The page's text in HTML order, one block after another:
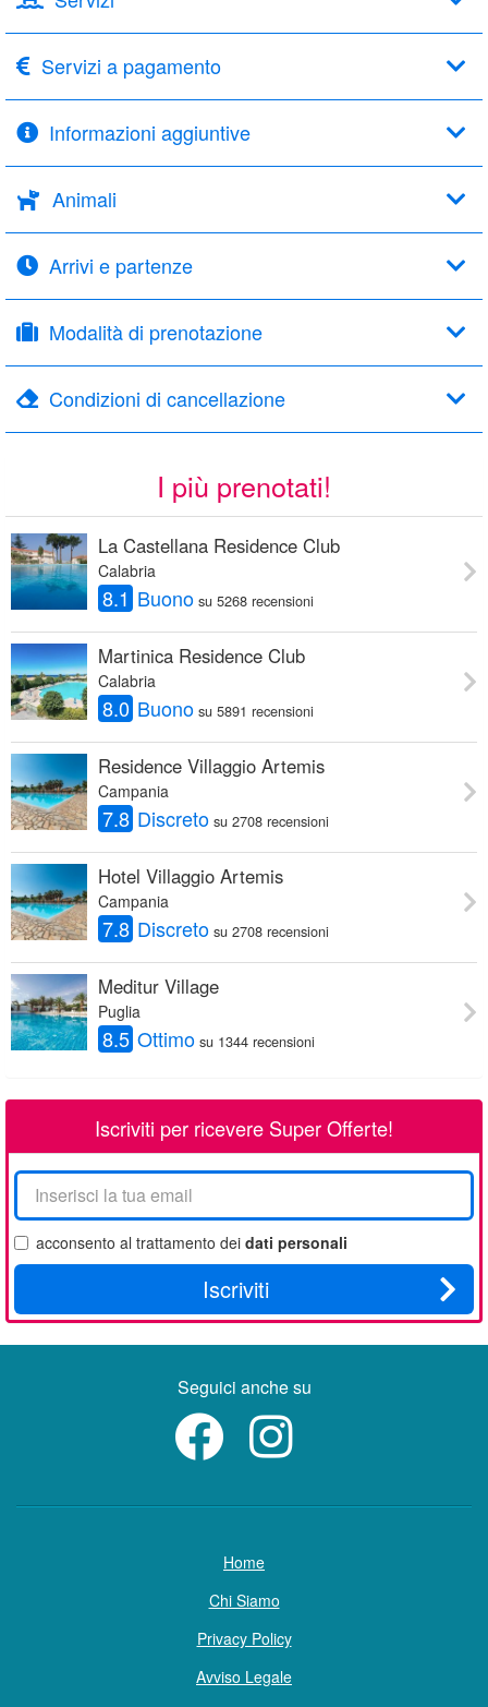
Servizi a pagamento
Informazioni aggiuntive
Animali
Arrivi e partenze
Modalità di prenotazione
Condizioni di cancellazione
I più prenotati!
La Castellana Residence Club
Calabria
8.1 Buono su 5268 recensioni
Martinica Residence Club
Calabria
8.0 Buono su 5891 recensioni
Residence Villaggio Artemis
Campania
7.8 Discreto su 2708 recensioni
Hotel Villaggio Artemis
Campania
7.8 Discreto su 2708 recensioni
Meditur Village
Puglia
8.5 Ottimo su 1344 recensioni
Iscriviti per ricevere Super Offerte!
La
tua
email
acconsento al trattamento dei dati personali
Iscriviti
Seguici anche su
Home
Chi Siamo
Privacy Policy
Avviso Legale